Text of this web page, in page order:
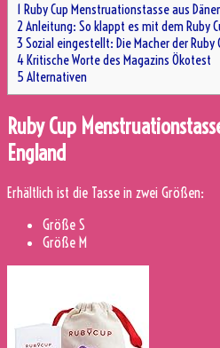
1 Ruby Cup Menstruationstasse aus
2Anleitung: So klappt es mit dem Ruby
3 Sozial eingestellt: Die Macher der Ruby
4Kritische Worte des Magazins Ökotest
5 Alternativen
Ruby Cup
England
Erhältlich ist die Tasse in zwei Größen:
Größe S
Größe M